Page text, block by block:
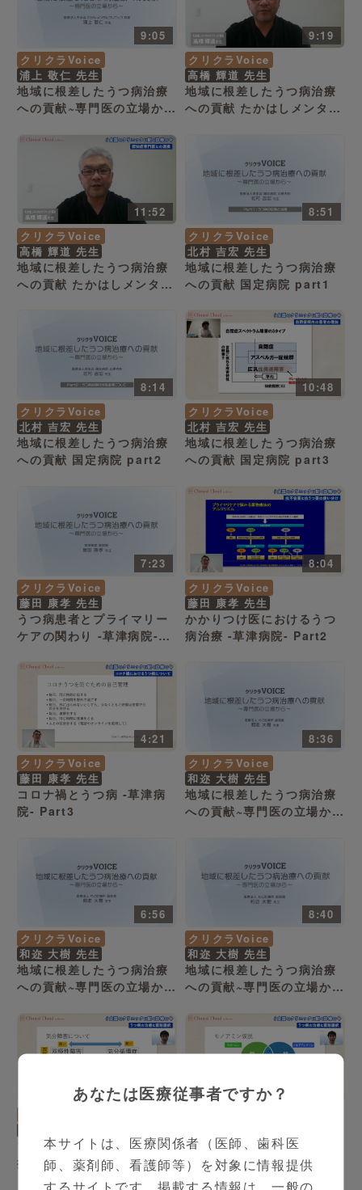
9:05
クリクラVoice
浦上 敬仁 先生
地域に根差したうつ病治療
への貢献~専門医の立場から
ク 院長 浦上 敬仁 先生
9:19
クリクラVoice
高橋 輝道 先生
地域に根差したうつ病治療
への貢献 たかはしメンタル
11:52
クリクラVoice
高橋 輝道 先生
地域に根差したうつ病治療
への貢献 たかはしメンタル
8:51
クリクラVoice
北村 吉宏 先生
地域に根差したうつ病治療
への貢献 国定病院 part1
8:14
クリクラVoice
北村 吉宏 先生
地域に根差したうつ病治療
への貢献 国定病院 part2
10:48
クリクラVoice
北村 吉宏 先生
地域に根差したうつ病治療
への貢献 国定病院 part3
7:23
クリクラVoice
藤田 康孝 先生
うつ病患者とプライマリー
ケアの関わり -草津病院-
8:04
クリクラVoice
藤田 康孝 先生
かかりつけ医におけるうつ
病治療 -草津病院- Part2
4:21
クリクラVoice
藤田 康孝 先生
コロナ禍とうつ病 -草津病
院- Part3
8:36
クリクラVoice
和迩 大樹 先生
地域に根差したうつ病治療
への貢献~専門医の立場から
6:56
クリクラVoice
和迩 大樹 先生
地域に根差したうつ病治療
への貢献~専門医の立場から
長 和迩 大樹 先生 -
Part2-
8:40
クリクラVoice
和迩 大樹 先生
地域に根差したうつ病治療
への貢献~専門医の立場から
長 和迩 大樹 先生 -
Part3-
4:39
プライマリーケア医の為の
抗うつ治療を考える～うつ
病の治療と薬剤選択～
プライマリーケア医の為の
抗うつ治療を考える～うつ
病の治療と薬剤選択～
あなたは医療従事者ですか？
本サイトは、医療関係者（医師、歯科医
師、薬剤師、看護師等）を対象に情報提供
するサイトです。掲載する情報は、一般の